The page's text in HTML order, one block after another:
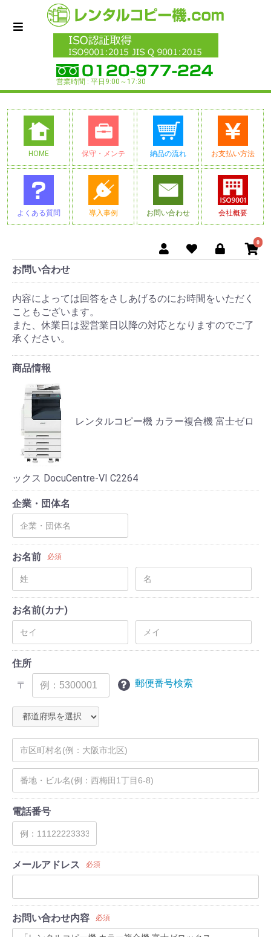
営業時間 : 平日9:00～17:30
HOME 保守・メンテ 納品の流れ お支払い方法
よくある質問 導入事例 お問い合わせ 会社概要
0
お問い合わせ
内容によっては回答をさしあげるのにお時間をいただく
こともございます。
また、休業日は翌営業日以降の対応となりますのでご了
承ください。
商品情報
レンタルコピー機 カラー複合機 富士ゼロ
ックス DocuCentre-VI C2264
企業・団体名
お名前 必須
お名前(カナ)
住所
〒
郵便番号検索
電話番号
メールアドレス 必須
お問い合わせ内容 必須